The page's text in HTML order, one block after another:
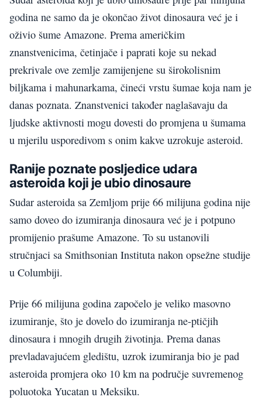
godina ne samo da je okončao život dinosaura već je i
oživio šume Amazone. Prema američkim
znanstvenicima, četinjače i paprati koje su nekad
prekrivale ove zemlje zamijenjene su širokolisnim
biljkama i mahunarkama, čineći vrstu šumae koja nam je
danas poznata. Znanstvenici također naglašavaju da
ljudske aktivnosti mogu dovesti do promjena u šumama
u mjerilu usporedivom s onim kakve uzrokuje asteroid.
Ranije poznate posljedice udara
asteroida koji je ubio dinosaure
Sudar asteroida sa Zemljom prije 66 milijuna godina nije
samo doveo do izumiranja dinosaura već je i potpuno
promijenio prašume Amazone. To su ustanovili
stručnjaci sa Smithsonian Instituta nakon opsežne studije
u Columbiji.
Prije 66 milijuna godina započelo je veliko masovno
izumiranje, što je dovelo do izumiranja ne-ptičjih
dinosaura i mnogih drugih životinja. Prema danas
prevladavajućem gledištu, uzrok izumiranja bio je pad
asteroida promjera oko 10 km na područje suvremenog
poluotoka Yucatan u Meksiku.